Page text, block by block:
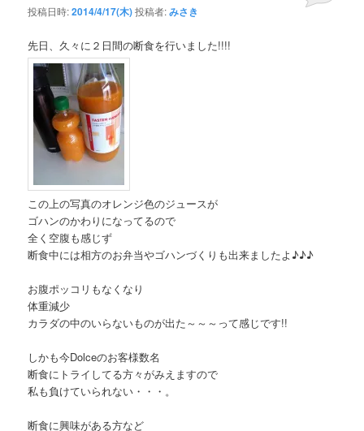
投稿日時:2014/4/17(木)投稿者:みさき
先日、久々に２日間の断食を行いました!!!!
この上の写真のオレンジ色のジュースが
ゴハンのかわりになってるので
全く空腹も感じず
断食中には相方のお弁当やゴハンづくりも出来ましたよ♪♪♪
お腹ポッコリもなくなり
体重減少
カラダの中のいらないものが出た～～～って感じです!!
しかも今Dolceのお客様数名
断食にトライしてる方々がみえますので
私も負けていられない・・・。
断食に興味がある方など